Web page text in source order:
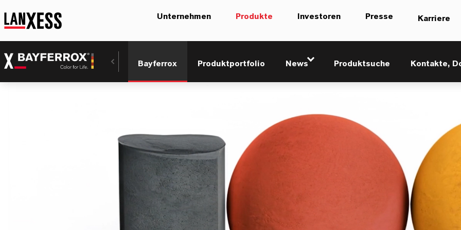
Unternehmen Produkte Investoren Presse Karriere
Bayferrox Produktportfolio News Produktsuche Kontakte,